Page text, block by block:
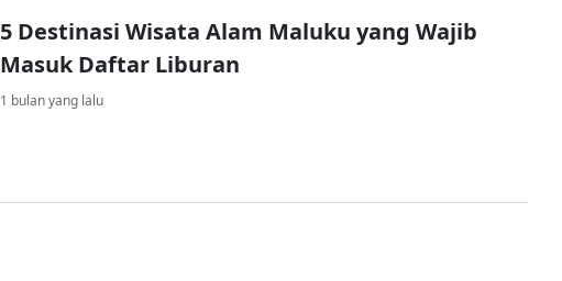
5 Destinasi Wisata Alam Maluku yang Wajib
Masuk Daftar Liburan
1 bulan yang lalu